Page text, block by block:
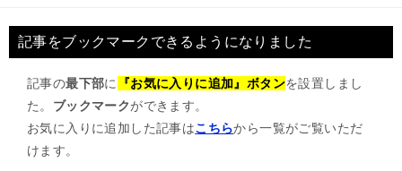
記事をブックマークできるようになりました
記事の最下部に 『お気に入りに追加』ボタンを設置しまし
た。 ブックマークができます。
お気に入りに追加した記事はこちらから一覧がご覧いただ
けます。